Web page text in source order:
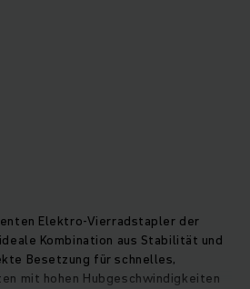
Elektro-Vierradstapler der
Kombination aus Stabilität und
Besetzung für schnelles,
mit hohen Hubgeschwindigkeiten